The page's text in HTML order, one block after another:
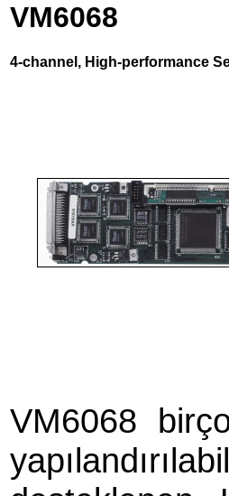
VM6068
4-channel, High-performance
VM6068